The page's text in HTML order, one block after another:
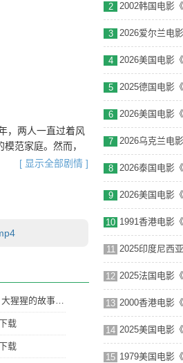
，两人一直过着风
范家庭。然而，
去，只留下冰冷空
杜姆（马可·豪斯
发展下去呢？
[ 显示全部剧情 ]
的故事网盘下载
载
载
2
3
4
5
6
7
8
9
10
11
12
13
14
15